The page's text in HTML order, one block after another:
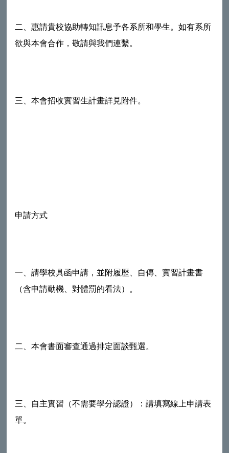
二、惠請貴校協助轉知訊息予各系所和學生。如有系所
欲與本會合作，敬請與我們連繫。
三、本會招收實習生計畫詳見附件。
申請方式
一、請學校具函申請，並附履歷、自傳、實習計畫書
（含申請動機、對體罰的看法）。
二、本會書面審查通過排定面談甄選。
三、自主實習（不需要學分認證）：請填寫線上申請表
單。